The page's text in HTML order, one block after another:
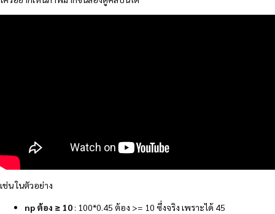
เช่น ในตัวอย่าง
np ต้อง ≥ 10 : 100*0.45 ต้อง >= 10 ซึ่งจริง เพราะได้ 45